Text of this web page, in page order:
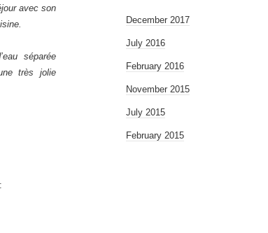
avec son
séparée
très jolie
December 2017
July 2016
February 2016
November 2015
July 2015
February 2015